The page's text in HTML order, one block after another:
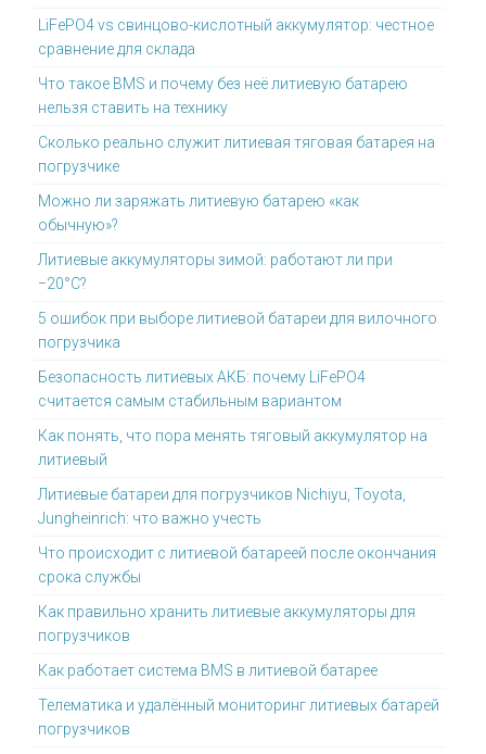
LiFePO4 vs свинцово-кислотный аккумулятор: честное
сравнение для склада
Что такое BMS и почему без неё литиевую батарею
нельзя ставить на технику
Сколько реально служит литиевая тяговая батарея на
погрузчике
Можно ли заряжать литиевую батарею «как
обычную»?
Литиевые аккумуляторы зимой: работают ли при
−20°C?
5 ошибок при выборе литиевой батареи для вилочного
погрузчика
Безопасность литиевых АКБ: почему LiFePO4
считается самым стабильным вариантом
Как понять, что пора менять тяговый аккумулятор на
литиевый
Литиевые батареи для погрузчиков Nichiyu, Toyota,
Jungheinrich: что важно учесть
Что происходит с литиевой батареей после окончания
срока службы
Как правильно хранить литиевые аккумуляторы для
погрузчиков
Как работает система BMS в литиевой батарее
Телематика и удалённый мониторинг литиевых батарей
погрузчиков